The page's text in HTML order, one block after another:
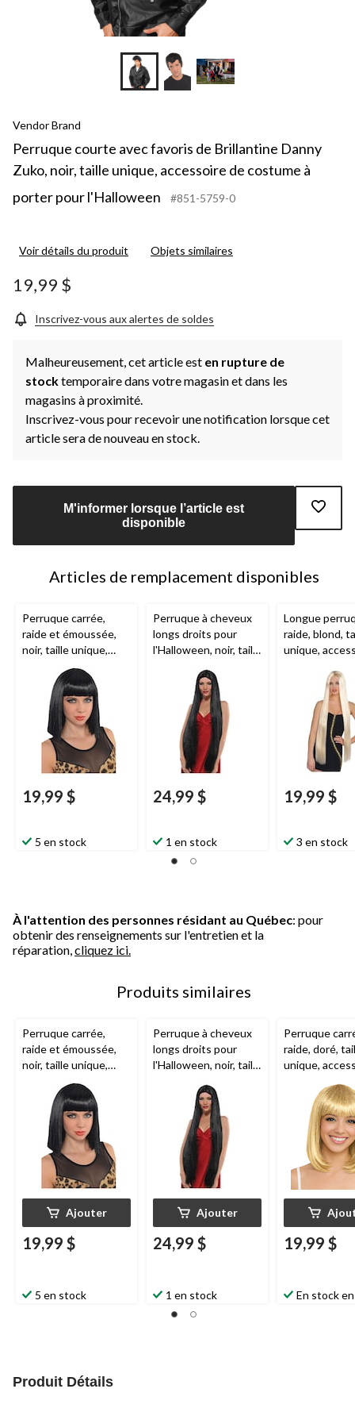
Vendor Brand
Perruque courte avec favoris de Brillantine Danny
Zuko, noir, taille unique, accessoire de costume à
porter pour l'Halloween
#851-5759-0
Voir détails du produit Objets similaires
19,99 $
Inscrivez-vous aux alertes de soldes
Malheureusement, cet article est en rupture de
stocktemporaire dans votre magasin et dans les
magasins à proximité.
Inscrivez-vous pour recevoir une notification lorsque cet
article sera de nouveau en stock.
M'informer lorsque l’article est
disponible
Articles de remplacement disponibles
Perruque carrée,
raide et émoussée,
noir, taille unique,
accessoire de
costume à porter
pour l'Halloween
19,99 $
5 en stock
Perruque à cheveux
longs droits pour
l'Halloween, noir, taille
24,99 $
1 en stock
Longue
raide, blond,
unique,
pour
19,99 $
3 en stock
À l'attention des personnes résidant au Québec: pour
obtenir des renseignements sur l'entretien et la
réparation, cliquez ici.
Produits similaires
Perruque carrée,
raide et émoussée,
noir, taille unique,
accessoire de
costume à porter
pour l'Halloween
Ajouter
19,99 $
5 en stock
Perruque à cheveux
longs droits pour
l'Halloween, noir, taille
Ajouter
24,99 $
1 en stock
Perruque
raide, doré,
unique,
pour
19,99 $
En stock
Produit Détails